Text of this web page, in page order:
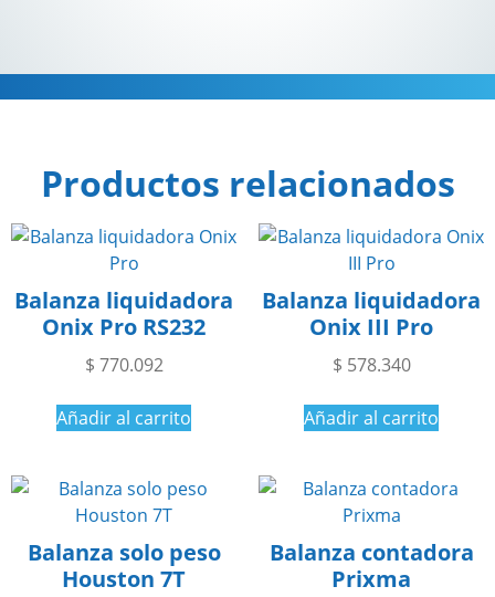
Descripción Información adicional
Productos relacionados
Balanza liquidadora
Onix Pro RS232
$ 770.092
Añadir al carrito
Balanza liquidadora
Onix III Pro
$ 578.340
Añadir al carrito
Balanza solo peso
Houston 7T
Balanza contadora
Prixma